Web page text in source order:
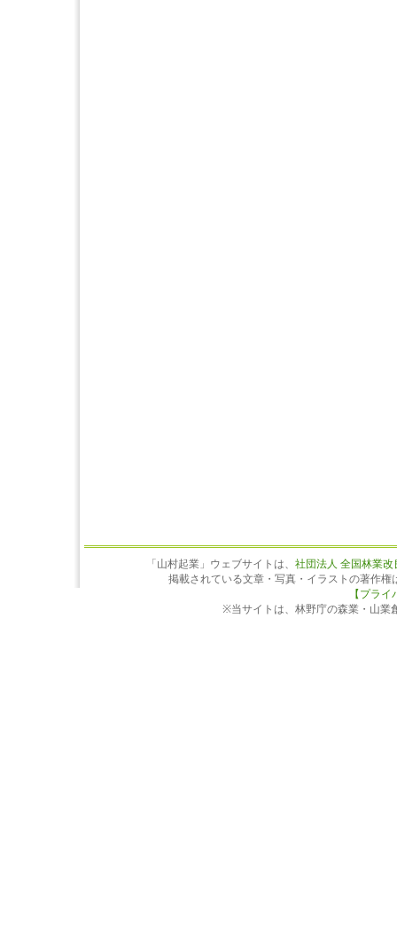
「山村起業」ウェブサイトは、 社団法人 全国林業
掲載されている文章・写真・イラストの著作
【プラ
※当サイトは、林野庁の森業・山業